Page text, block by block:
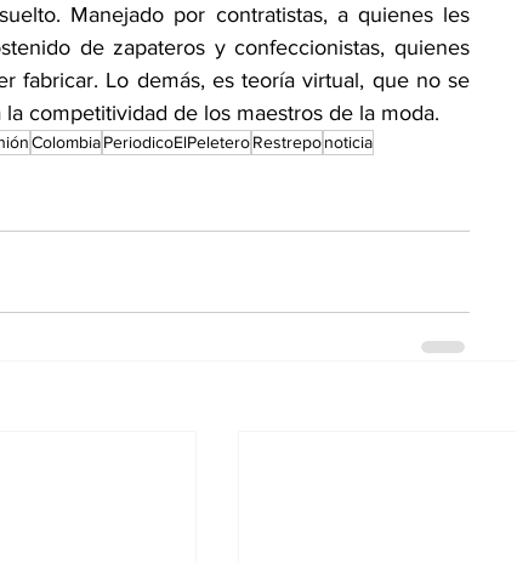
Manejado por contratistas, a quienes les
de zapateros y confeccionistas, quienes
fabricar. Lo demás, es teoría virtual, que no se
competitividad de los maestros de la moda.
ColombiaPeriodicoElPeleteroRestreponoticia